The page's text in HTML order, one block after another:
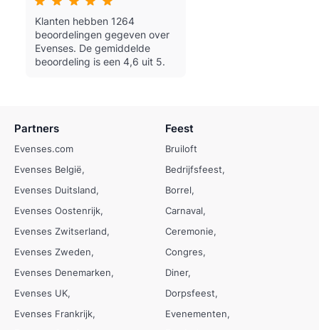
Klanten hebben 1264
beoordelingen gegeven over
Evenses. De gemiddelde
beoordeling is een 4,6 uit 5.
Partners
Evenses.com
Evenses België
Evenses Duitsland
Evenses Oostenrijk
Evenses Zwitserland
Evenses Zweden
Evenses Denemarken
Evenses UK
Evenses Frankrijk
Feest
Bruiloft
Bedrijfsfeest
Borrel
Carnaval
Ceremonie
Congres
Diner
Dorpsfeest
Evenementen